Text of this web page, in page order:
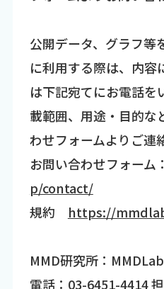
公開データ、グラフ等
に利用する際は、内容
は下記宛てにお電話を
載範囲、用途・目的な
わせフォームよりご連
お問い合わせフォーム：
p/contact/
規約 https://
MMD研究所：
電話：03-6451-4414